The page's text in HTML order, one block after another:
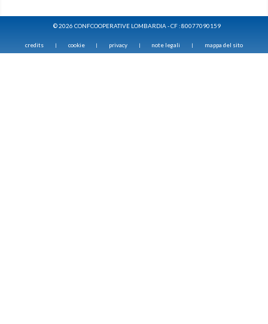
© 2026 CONFCOOPERATIVE LOMBARDIA - CF : 80077090159
credits cookie privacy note legali mappa del sito